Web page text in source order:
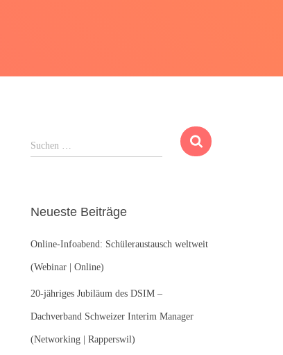
u
n
a
c
:
Suchen …
Neueste Beiträge
Online-Infoabend: Schüleraustausch weltweit
(Webinar | Online)
20-jähriges Jubiläum des DSIM –
Dachverband Schweizer Interim Manager
(Networking | Rapperswil)